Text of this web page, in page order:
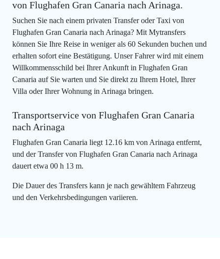
von Flughafen Gran Canaria nach Arinaga.
Suchen Sie nach einem privaten Transfer oder Taxi von
Flughafen Gran Canaria nach Arinaga? Mit Mytransfers
können Sie Ihre Reise in weniger als 60 Sekunden buchen und
erhalten sofort eine Bestätigung. Unser Fahrer wird mit einem
Willkommensschild bei Ihrer Ankunft in Flughafen Gran
Canaria auf Sie warten und Sie direkt zu Ihrem Hotel, Ihrer
Villa oder Ihrer Wohnung in Arinaga bringen.
Transportservice von Flughafen Gran Canaria
nach Arinaga
Flughafen Gran Canaria liegt 12.16 km von Arinaga entfernt,
und der Transfer von Flughafen Gran Canaria nach Arinaga
dauert etwa 00 h 13 m.
Die Dauer des Transfers kann je nach gewähltem Fahrzeug
und den Verkehrsbedingungen variieren.